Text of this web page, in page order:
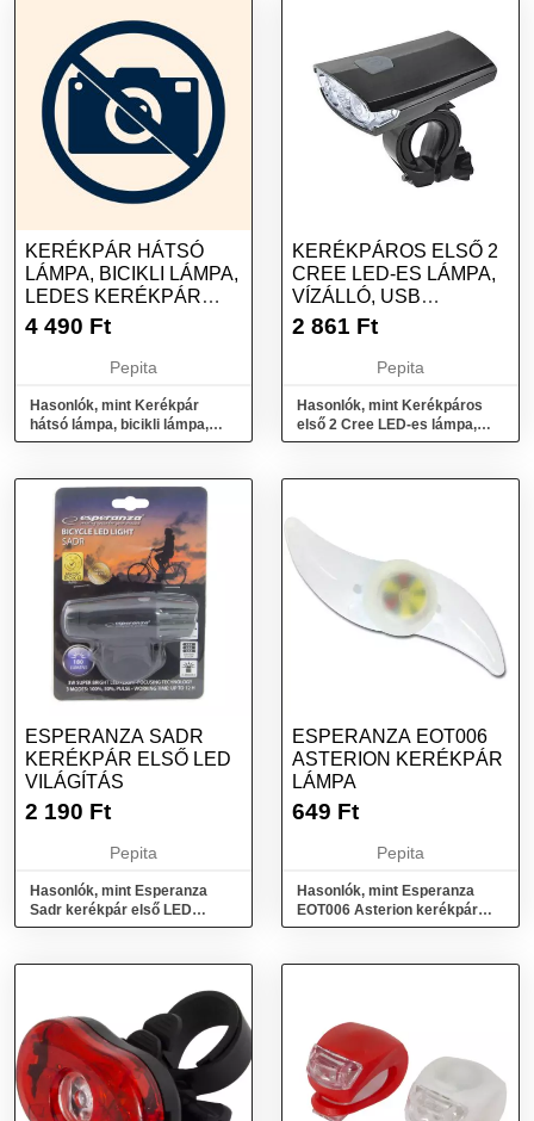
KERÉKPÁR HÁTSÓ
LÁMPA, BICIKLI LÁMPA,
LEDES KERÉKPÁR
LÁMPA - KÖR
4 490 Ft
Pepita
Hasonlók, mint Kerékpár
hátsó lámpa, bicikli lámpa,
ledes kerékpár lámpa - Kör
KERÉKPÁROS ELSŐ 2
CREE LED-ES LÁMPA,
VÍZÁLLÓ, USB
TÖLTHETŐ - FEKETE
2 861 Ft
Pepita
Hasonlók, mint Kerékpáros
első 2 Cree LED-es lámpa,
vízálló, USB tölthető - fekete
ESPERANZA SADR
KERÉKPÁR ELSŐ LED
VILÁGÍTÁS
2 190 Ft
Pepita
Hasonlók, mint Esperanza
Sadr kerékpár első LED
világítás
ESPERANZA EOT006
ASTERION KERÉKPÁR
LÁMPA
649 Ft
Pepita
Hasonlók, mint Esperanza
EOT006 Asterion kerékpár
lámpa